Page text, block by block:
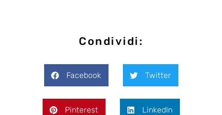
Condividi:
Facebook Twitter
Pinterest LinkedIn